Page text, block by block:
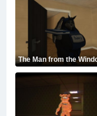
The Man from the